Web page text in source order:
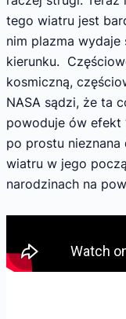
tego wiatru jest
nim plazma
kierunku.
kosmiczną,
NASA sądzi, że ta
powoduje ów efekt
po prostu nieznana
wiatru w jego
narodzinach na